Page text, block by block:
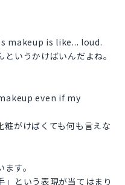
makeup is like... loud.
うかけばいんだよね。
even if my
けばくても何も言えな
す。
という表現が当てはまり